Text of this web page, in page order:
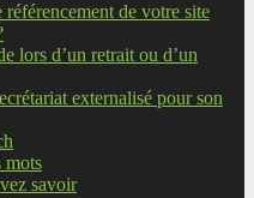
de votre site
lors d’un retrait ou d’un
externalisé pour son
mots
savoir